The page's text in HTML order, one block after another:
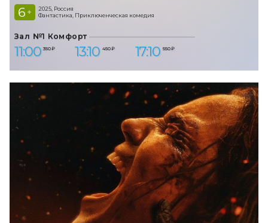
6 +
2025, Россия
Фантастика, Приключенческая комедия
Зал №1 Комфорт
11:00 350 ₽ 13:10 450 ₽ 17:10 550 ₽